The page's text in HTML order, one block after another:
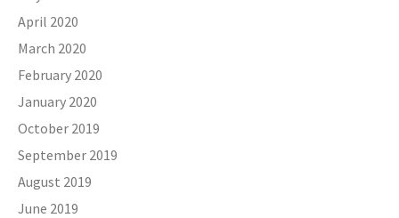
April 2020
March 2020
February 2020
January 2020
October 2019
September 2019
August 2019
June 2019